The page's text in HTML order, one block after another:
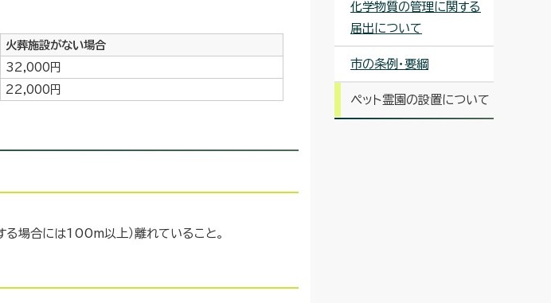
火葬施設がない場合
32,000円
22,000円
場合には100m以上）離れていること。
化学物質の管理に関する
届出について
市の条例・要綱
ペット霊園の設置について